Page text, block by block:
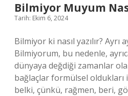
Bilmiyor Muyum
Tarih: Ekim 6, 2024
Bilmiyor ki nasıl yazılır? Ayrı
Bilmiyorum, bu nedenle,
dünyaya değdiği zamanlar
bağlaçlar formülsel oldukları
belki, çünkü, rağmen, beri,